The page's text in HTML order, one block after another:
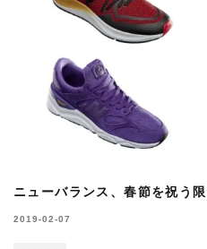
ニューバランス、春節を祝う
2019-02-07